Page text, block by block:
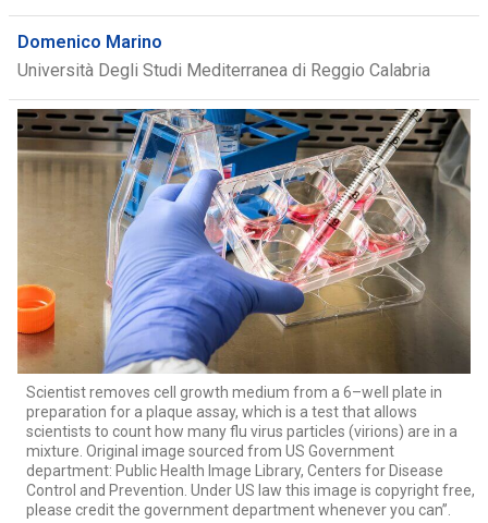
Domenico Marino
Università Degli Studi Mediterranea di Reggio Calabria
Scientist removes cell growth medium from a 6–well plate in
preparation for a plaque assay, which is a test that allows
scientists to count how many flu virus particles (virions) are in a
mixture. Original image sourced from US Government
department: Public Health Image Library, Centers for Disease
Control and Prevention. Under US law this image is copyright free,
please credit the government department whenever you can”.